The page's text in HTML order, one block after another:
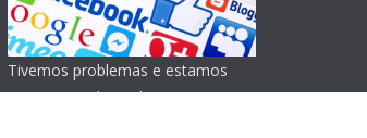
Tivemos problemas e estamos
reorganizando o Blog!